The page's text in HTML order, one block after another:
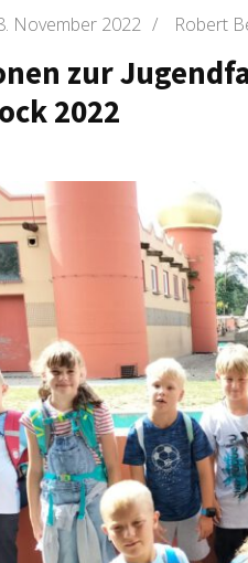
November 2022 / Robert
zur
2022